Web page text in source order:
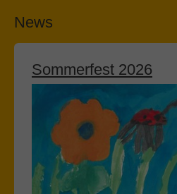
News
Sommerfest 2026